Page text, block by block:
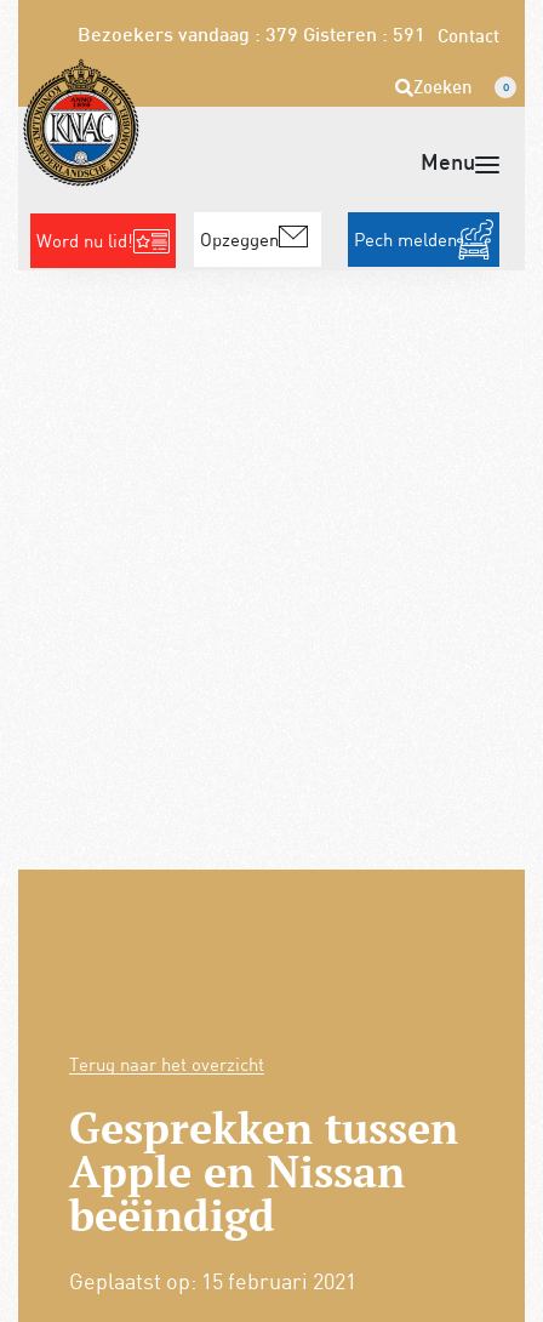
Bezoekers vandaag : 379 Gisteren : 591 Contact
Zoeken 0
Word nu lid! Opzeggen Pech melden
Terug naar het overzicht
Gesprekken tussen
Apple en Nissan
beëindigd
Geplaatst op: 15 februari 2021